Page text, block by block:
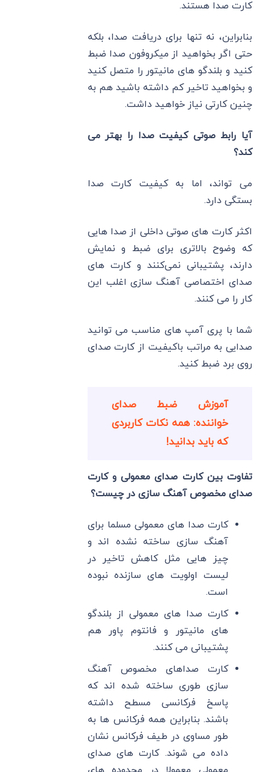
کارت صدا هستند.
بنابراین، نه تنها برای دریافت صدا، بلکه
حتی اگر بخواهید از میکروفون صدا ضبط
کنید و بلندگو های مانیتور را متصل کنید
و بخواهید تاخیر کم داشته باشید هم به
چنین کارتی نیاز خواهید داشت.
آیا رابط صوتی کیفیت صدا را بهتر می
‌کند؟
می ‌تواند، اما به کیفیت کارت صدا
بستگی دارد.
اکثر کارت ‌های صوتی داخلی از صدا هایی
که وضوح بالاتری برای ضبط و نمایش
دارند، پشتیبانی نمی‌کنند و کارت‌ های
صدای اختصاصی آهنگ سازی اغلب این
کار را می ‌کنند.
شما با پری آمپ های مناسب می ‌توانید
صدایی به مراتب باکیفیت از کارت صدای
روی برد ضبط کنید.
آموزش ضبط صدای
خواننده: همه نکات کاربردی
که باید بدانید!
تفاوت بین کارت صدای معمولی و کارت
صدای مخصوص آهنگ سازی در چیست؟
کارت‌ صدا های معمولی مسلما برای
آهنگ سازی ساخته نشده ‌اند و
چیز هایی مثل کاهش تاخیر در
لیست اولویت ‌های سازنده نبوده
است.
کارت‌ صدا های معمولی از بلندگو
های مانیتور و فانتوم پاور هم
پشتیبانی می‌ کنند.
کارت صداهای مخصوص آهنگ
سازی طوری ساخته شده ‌اند که
پاسخ فرکانسی مسطح داشته
باشند. بنابراین همه فرکانس ‌ها به
طور مساوی در طیف فرکانس نشان
داده می ‌شوند. کارت ‌های صدای